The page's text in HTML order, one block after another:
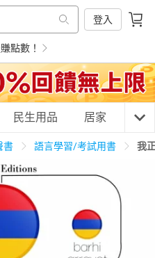
登入
點數！
養生保健 民生用品
運動休閒 親子玩具
民生用品 居家 3C
書 語言學習/考試用書 我